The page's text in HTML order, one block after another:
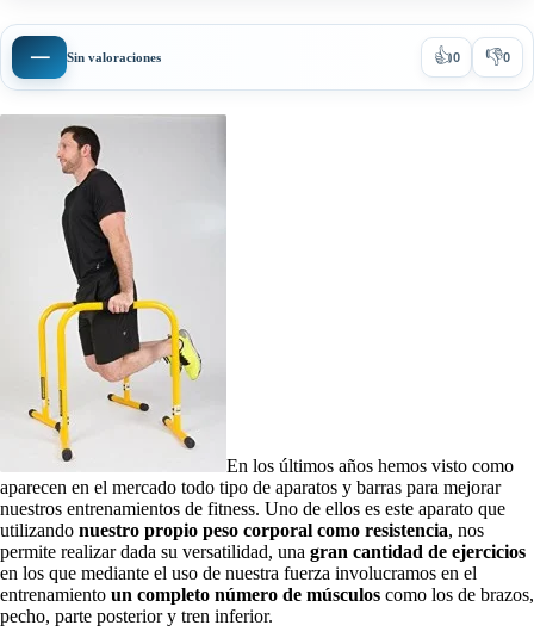
— Sin valoraciones 👍0 👎0
En los últimos años hemos visto como
aparecen en el mercado todo tipo de aparatos y barras para mejorar
nuestros entrenamientos de fitness. Uno de ellos es este aparato que
utilizando nuestro propio peso corporal como resistencia, nos
permite realizar dada su versatilidad, una gran cantidad de ejercicios
en los que mediante el uso de nuestra fuerza involucramos en el
entrenamiento un completo número de músculos como los de brazos,
pecho, parte posterior y tren inferior.